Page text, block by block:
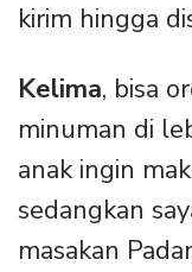
kirim hingga
Kelima, bisa
minuman di
anak ingin
sedangkan
masakan